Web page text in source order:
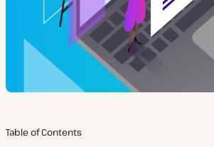
Table of Contents